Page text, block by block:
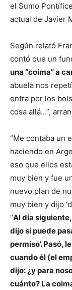
el Sumo
actual de Javier
Según relató
contó que un
una “coima” a
abuela nos
entra por los
cosa allá…”,
“Me contaba un
haciendo en
eso que ellos
muy bien y fue
nuevo plan de
muy bien y dijo
“Al día
dijo si puede
permiso’. Pasó,
cuando él (el
dijo: ¿y para
cuánto? La